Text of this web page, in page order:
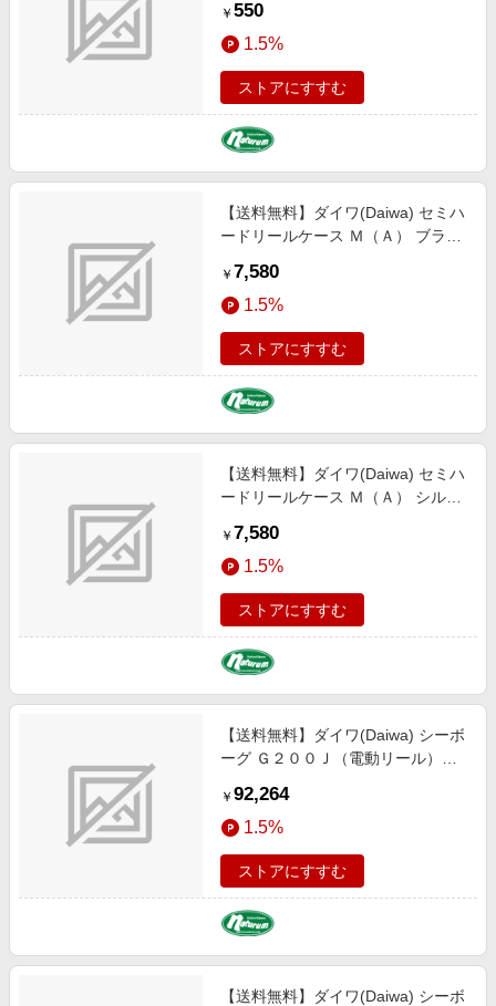
￥ 550
1.5%
ストアにすすむ
【送料無料】ダイワ(Daiwa) セミハ
ードリールケース Ｍ（Ａ） ブラッ
￥ 7,580
1.5%
ストアにすすむ
【送料無料】ダイワ(Daiwa) セミハ
ードリールケース Ｍ（Ａ） シルバ
￥ 7,580
1.5%
ストアにすすむ
【送料無料】ダイワ(Daiwa) シーボ
ーグ Ｇ２００Ｊ（電動リール）
￥ 92,264
1.5%
ストアにすすむ
【送料無料】ダイワ(Daiwa) シーボ